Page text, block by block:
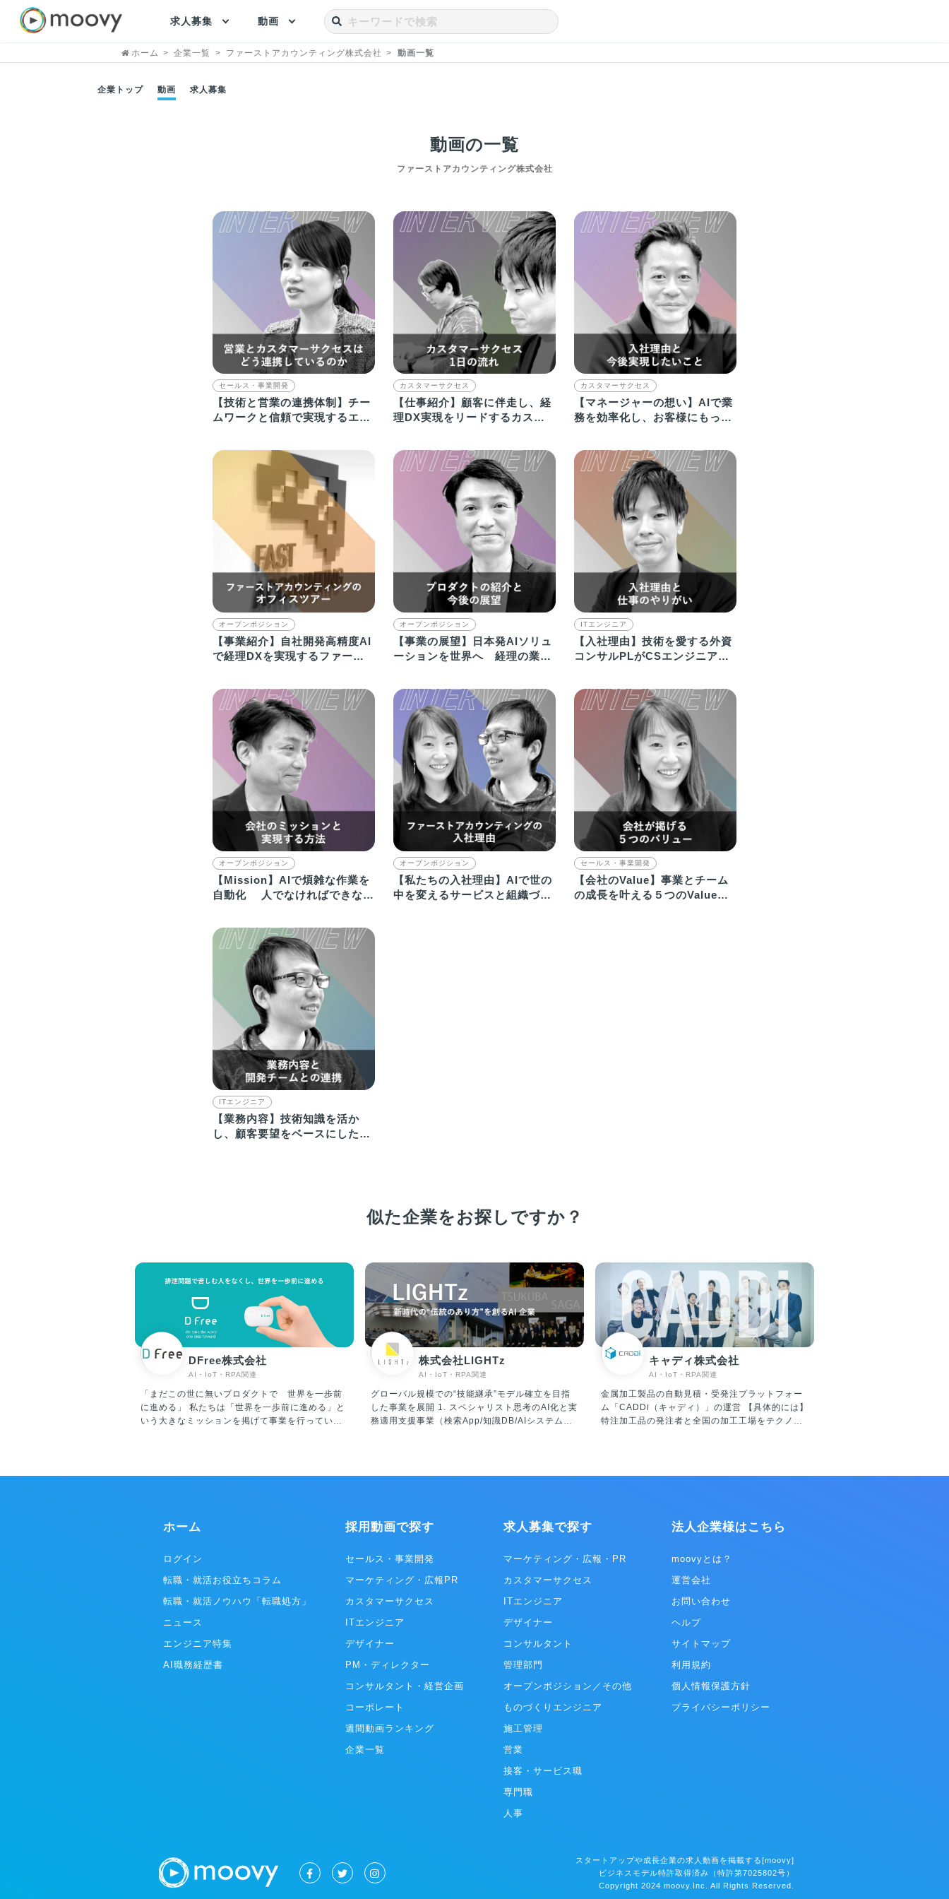
求人募集 動画
ホーム 企業一覧 ファーストアカウンティング株式会社 動画一覧
企業トップ 動画 求人募集
動画の一覧
ファーストアカウンティング株式会社
セールス・事業開発
【技術と営業の連携体制】チー
ムワークと信頼で実現するエン
カスタマーサクセス
【仕事紹介】顧客に伴走し、経
理DX実現をリードするカスタ
カスタマーサクセス
【マネージャーの想い】AIで業
務を効率化し、お客様にもっと
オープンポジション
【事業紹介】自社開発高精度AI
で経理DXを実現するファース
オープンポジション
【事業の展望】日本発AIソリュ
ーションを世界へ 経理の業務
ITエンジニア
【入社理由】技術を愛する外資
コンサルPLがCSエンジニアへ
オープンポジション
【Mission】AIで煩雑な作業を
自動化 人でなければできない
オープンポジション
【私たちの入社理由】AIで世の
中を変えるサービスと組織づく
セールス・事業開発
【会社のValue】事業とチーム
の成長を叶える５つのValueを
ITエンジニア
【業務内容】技術知識を活か
し、顧客要望をベースにしたプ
似た企業をお探しですか？
DFree株式会社
AI・IoT・RPA関連
「まだこの世に無いプロダクトで 世界を一歩前
に進める」 私たちは「世界を一歩前に進める」と
いう大きなミッションを掲げて事業を行っていま
世界初となる排泄予測デバイスです。
てトイレのタイミングなどをお知らせします。介
方々の悩みを解決でき、介護をしている方に対し
きます。この他にも、介護だけではなく、お子様
のトイレトレーニングとしてもご利用いただいて
います。 「DFree」は、介護分野での利用が進ん
でおり、国内だけではなく、世界30ヶ国以上から
を必要としている注目のスタートアップ企業で
す。介護による負担を減らすことで社会保障費の
株式会社LIGHTz
AI・IoT・RPA関連
グローバル規模での“技能継承”モデル確立を目指
した事業を展開 1. スペシャリスト思考のAI化と実
務適用支援事業（検索App/知識DB/AIシステム構
ーツ×AI事業（シミュレーション / パフォーマンス
キャディ株式会社
AI・IoT・RPA関連
金属加工製品の自動見積・受発注プラットフォー
ム「CADDi（キャディ）」の運営 【具体的には】
特注加工品の発注者と全国の加工工場をテクノロ
で安定供給します。 【製造業における社会課題を
にかかるコストによって占められています。 これ
分野では100年以上大きなイノベーションが起き
占める多品種少量生産業界（大型輸送機器、産業
機械、医療機器業界など）の部品調達において
は、不安定な受発注、発注や見積にかかる手間、
調達コストや生産側の赤字比率の高さなど、発注
これらを解決すれば、日本国内にとどまらず、世
界中のメーカーがより付加価値の高い仕事に注力
最大限発揮できると考えました。そこから、キャ
ディは、特注品の発注者と全国の加工会社を自動
ホーム
ログイン
転職・就活お役立ちコラム
転職・就活ノウハウ「転職処方」
ニュース
エンジニア特集
AI職務経歴書
採用動画で探す
セールス・事業開発
マーケティング・広報PR
カスタマーサクセス
ITエンジニア
デザイナー
PM・ディレクター
コンサルタント・経営企画
コーポレート
週間動画ランキング
企業一覧
求人募集で探す
マーケティング・広報・PR
カスタマーサクセス
ITエンジニア
デザイナー
コンサルタント
管理部門
オープンポジション／その他
ものづくりエンジニア
施工管理
営業
接客・サービス職
専門職
人事
法人企業様はこちら
moovyとは？
運営会社
お問い合わせ
ヘルプ
サイトマップ
利用規約
個人情報保護方針
プライバシーポリシー
スタートアップや成長企業の求人動画を掲載する[moovy]
ビジネスモデル特許取得済み（特許第7025802号）
Copyright 2024 moovy.Inc. All Rights Reserved.